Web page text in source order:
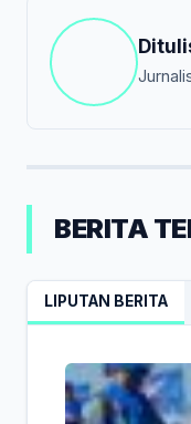
BERITA
LIPUTAN BERITA